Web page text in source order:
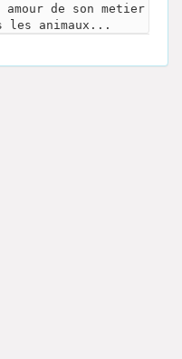
de son metier
les animaux...